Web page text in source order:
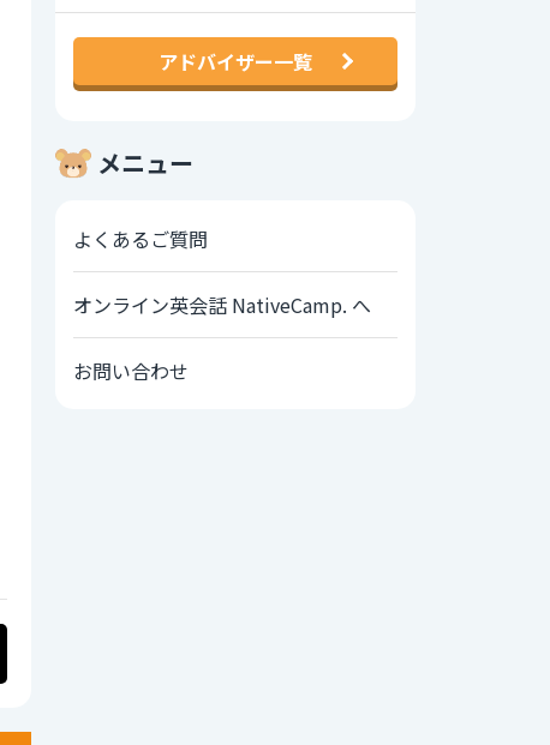
アドバイザー一覧
メニュー
よくあるご質問
オンライン英会話 NativeCamp. へ
お問い合わせ